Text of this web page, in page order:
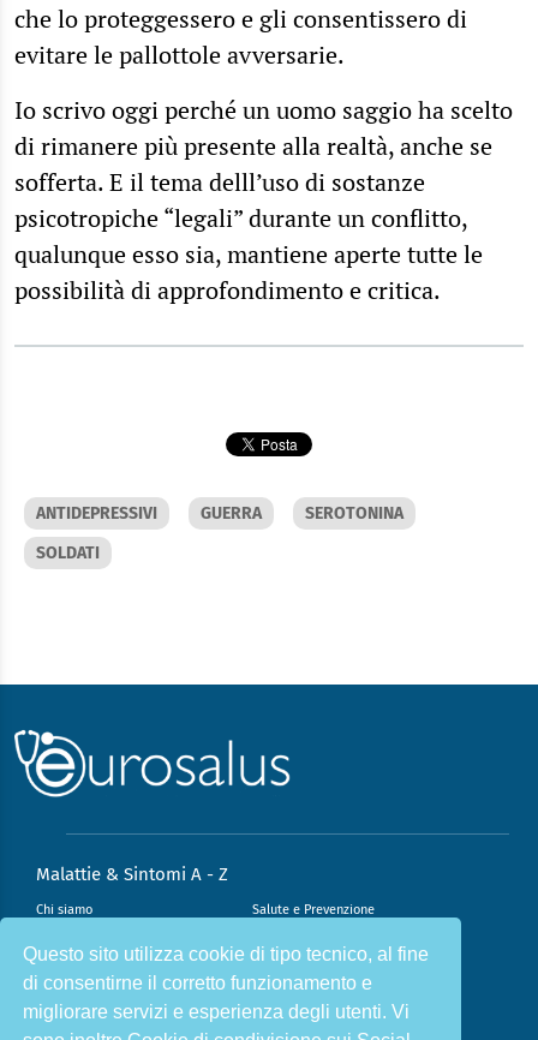
Questo sito utilizza cookie di tipo tecnico, al fine
di consentirne il corretto funzionamento e
migliorare servizi e esperienza degli utenti. Vi
che lo proteggessero e gli consentissero di
evitare le pallottole avversarie.
Io scrivo oggi perché un uomo saggio ha scelto
di rimanere più presente alla realtà, anche se
sofferta. E il tema delll’uso di sostanze
psicotropiche “legali” durante un conflitto,
qualunque esso sia, mantiene aperte tutte le
possibilità di approfondimento e critica.
ANTIDEPRESSIVI GUERRA
SEROTONINA
SOLDATI
Malattie & Sintomi A - Z
Chi siamo Salute e Prevenzione
Infiammazione e Allergia Direzione scientifica
Nutrizione e Stili di vita Sport e Benessere
Cookie Policy L’angolo del dottore